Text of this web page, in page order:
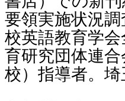
要領実施状況
校英語教育学
育研究団体連
校）指導者。